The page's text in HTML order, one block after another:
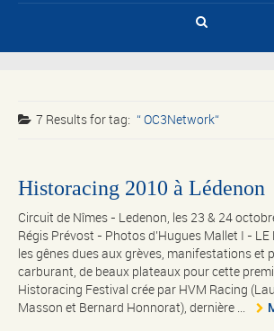
7 Results fortag: OC3Network
Historacing 2010 à Lédenon
Circuit de Nîmes - Ledenon, les 23 & 24
Régis Prévost - Photos d’Hugues Mallet I - LE
les gênes dues aux grèves, manifestations et
carburant, de beaux plateaux pour cette
Historacing Festival crée par HVM Racing
Masson et Bernard Honnorat), dernière ...